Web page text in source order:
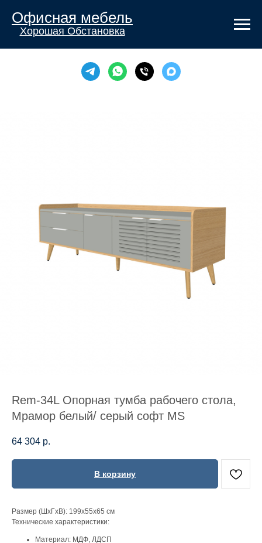
Офисная мебель
Хорошая Обстановка
Rem-34L Опорная тумба рабочего стола,
Мрамор белый/ серый софт MS
64 304 р.
В корзину
Размер (ШхГхВ): 199x55x65 см
Технические характеристики:
Материал: МДФ, ЛДСП